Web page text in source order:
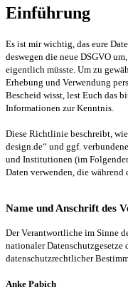
Einführung
Es ist mir wichtig, das eure
deswegen die neue DSGVO
eigentlich müsste. Um zu
Erhebung und Verwendung
Bescheid wisst, lest Euch das
Informationen zur Kenntnis.
Diese Richtlinie beschreibt,
design.de“ und ggf.
und Institutionen (im
Daten verwenden, die während
Name und Anschrift des
Der Verantwortliche im Sinne
nationaler
datenschutzrechtlicher
Anke Pabich